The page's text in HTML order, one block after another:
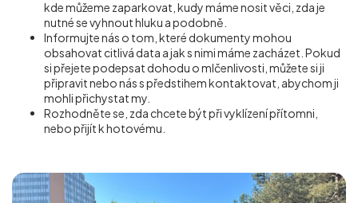
kde můžeme zaparkovat, kudy máme nosit věci, zda je
nutné se vyhnout hluku a podobně.
Informujte nás o tom, které dokumenty mohou
obsahovat citlivá data a jak s nimi máme zacházet. Pokud
si přejete podepsat dohodu o mlčenlivosti, můžete si ji
připravit nebo nás s předstihem kontaktovat, abychom ji
mohli přichystat my.
Rozhodněte se, zda chcete být při vyklízení přítomni,
nebo přijít k hotovému.